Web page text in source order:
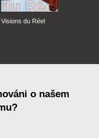
Visions du Réel
o našem